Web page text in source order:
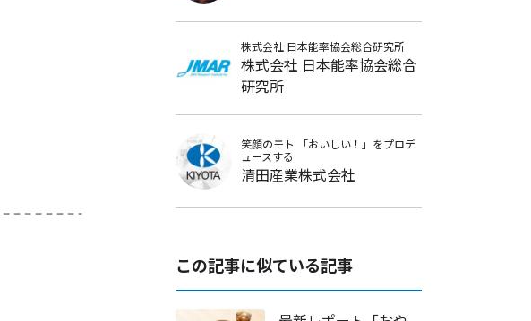
株式会社 日本能率協会総合研究所
株式会社 日本能率協会総合
研究所
笑顔のモト
「おいしい！」をプロデ
ュースする
清田産業株式会社
この記事に似ている記事